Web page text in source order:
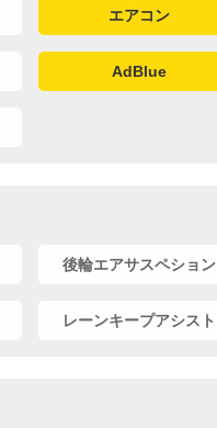
エアコン
AdBlue
後輪エアサスペション
レーンキープアシスト